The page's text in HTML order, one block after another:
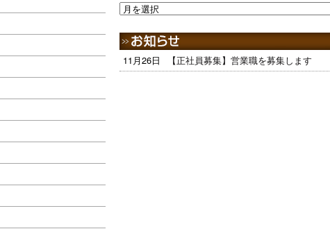
11月26日 【正社員募集】営業職を募集します